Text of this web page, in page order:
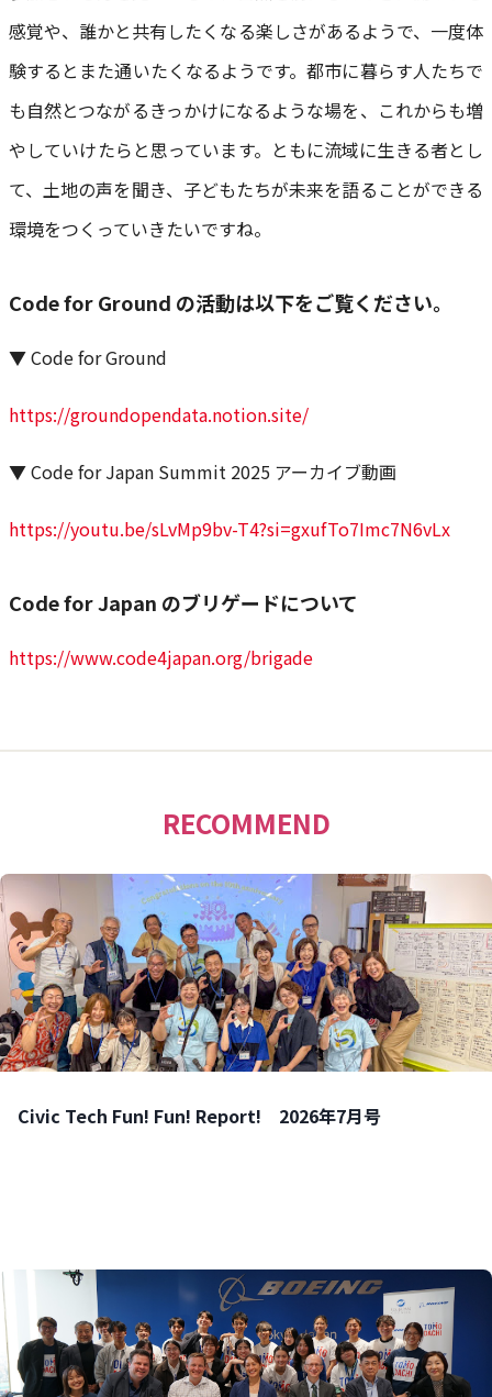
感覚や、誰かと共有したくなる楽しさがあるようで、一度体
験するとまた通いたくなるようです。都市に暮らす人たちで
も自然とつながるきっかけになるような場を、これからも増
やしていけたらと思っています。ともに流域に生きる者とし
て、土地の声を聞き、子どもたちが未来を語ることができる
環境をつくっていきたいですね。
Code for Ground の活動は以下をご覧ください。
▼ Code for Ground
https://groundopendata.notion.site/
▼ Code for Japan Summit 2025 アーカイブ動画
https://youtu.be/sLvMp9bv-T4?si=gxufTo7Imc7N6vLx
Code for Japan のブリゲードについて
https://www.code4japan.org/brigade
RECOMMEND
Civic Tech Fun! Fun! Report! 2026年7月号